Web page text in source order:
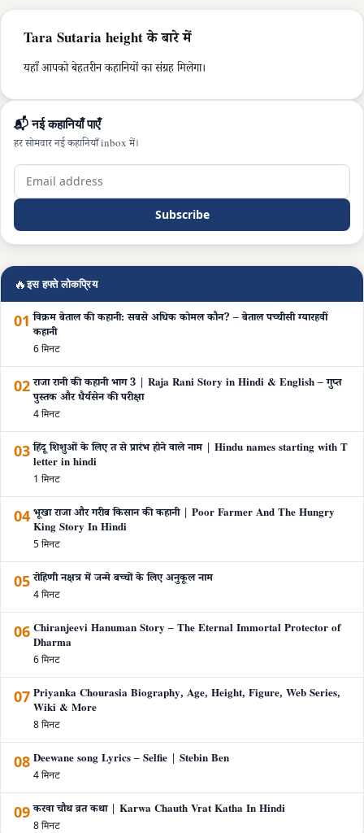
Tara Sutaria height के बारे में
यहाँ आपको बेहतरीन कहानियों का संग्रह मिलेगा।
📬 नई कहानियाँ पाएँ
हर सोमवार नई कहानियाँ inbox में।
Subscribe
🔥इस हफ्ते लोकप्रिय
01 विक्रम बेताल की कहानी: सबसे अधिक कोमल कौन? – बेताल पच्चीसी ग्यारहवीं
कहानी
6 मिनट
02 राजा रानी की कहानी भाग 3 | Raja Rani Story in Hindi & English – गुप्त
पुस्तक और धैर्यसेन की परीक्षा
4 मिनट
03 हिंदू शिशुओं के लिए त से प्रारंभ होने वाले नाम | Hindu names starting with T
letter in hindi
1 मिनट
04 भूखा राजा और गरीब किसान की कहानी | Poor Farmer And The Hungry
King Story In Hindi
5 मिनट
05 रोहिणी नक्षत्र में जन्मे बच्चों के लिए अनुकूल नाम
4 मिनट
06 Chiranjeevi Hanuman Story – The Eternal Immortal Protector of
Dharma
6 मिनट
07 Priyanka Chourasia Biography, Age, Height, Figure, Web Series,
Wiki & More
8 मिनट
08 Deewane song Lyrics – Selfie | Stebin Ben
4 मिनट
09 करवा चौथ व्रत कथा | Karwa Chauth Vrat Katha In Hindi
8 मिनट